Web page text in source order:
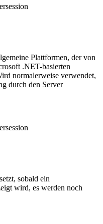
Plattformen, der von
.NET-basierten
normalerweise verwendet,
durch den Server
sobald ein
wird, es werden noch